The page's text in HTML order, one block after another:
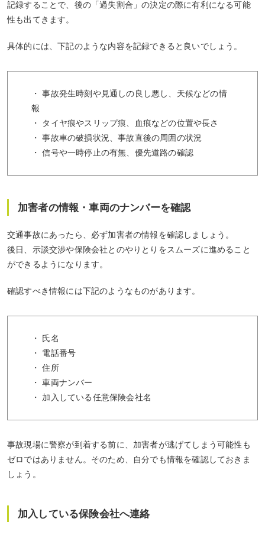
記録することで、後の「過失割合」の決定の際に有利になる可能
性も出てきます。
具体的には、下記のような内容を記録できると良いでしょう。
・ 事故発生時刻や見通しの良し悪し、天候などの情
報
・ タイヤ痕やスリップ痕、血痕などの位置や長さ
・ 事故車の破損状況、事故直後の周囲の状況
・ 信号や一時停止の有無、優先道路の確認
加害者の情報・車両のナンバーを確認
交通事故にあったら、必ず加害者の情報を確認しましょう。
後日、示談交渉や保険会社とのやりとりをスムーズに進めること
ができるようになります。
確認すべき情報には下記のようなものがあります。
・ 氏名
・ 電話番号
・ 住所
・ 車両ナンバー
・ 加入している任意保険会社名
事故現場に警察が到着する前に、加害者が逃げてしまう可能性も
ゼロではありません。そのため、自分でも情報を確認しておきま
しょう。
加入している保険会社へ連絡